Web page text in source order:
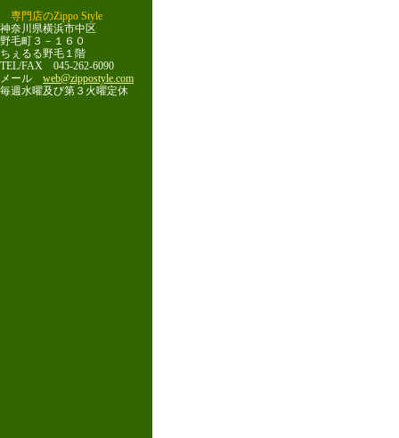
専門店のZippo Style
神奈川県横浜市中区
野毛町３－１６０
ちぇるる野毛１階
TEL/FAX 045-262-6090
メール web@zippostyle.com
毎週水曜及び第３火曜定休